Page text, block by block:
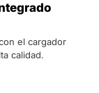
el cargador
calidad.